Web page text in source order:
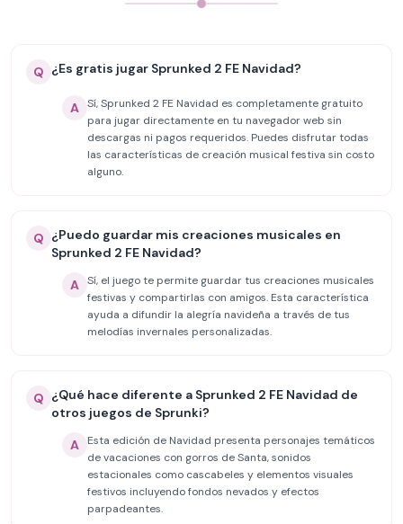
Q ¿Es gratis jugar Sprunked 2 FE Navidad?
A Sí, Sprunked 2 FE Navidad es completamente gratuito
para jugar directamente en tu navegador web sin
descargas ni pagos requeridos. Puedes disfrutar todas
las características de creación musical festiva sin costo
alguno.
Q ¿Puedo guardar mis creaciones musicales en
Sprunked 2 FE Navidad?
A Sí, el juego te permite guardar tus creaciones musicales
festivas y compartirlas con amigos. Esta característica
ayuda a difundir la alegría navideña a través de tus
melodías invernales personalizadas.
Q ¿Qué hace diferente a Sprunked 2 FE Navidad de
otros juegos de Sprunki?
A
Esta edición de Navidad presenta personajes temáticos
de vacaciones con gorros de Santa, sonidos
estacionales como cascabeles y elementos visuales
festivos incluyendo fondos nevados y efectos
parpadeantes.